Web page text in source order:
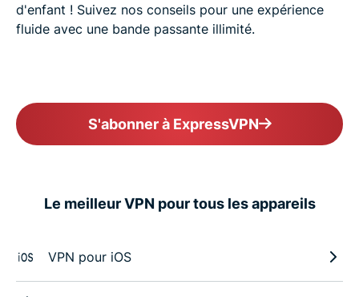
d'enfant ! Suivez nos conseils pour une expérience
fluide avec une bande passante illimité.
S'abonner à ExpressVPN
Le meilleur VPN pour tous les appareils
VPN pour iOS